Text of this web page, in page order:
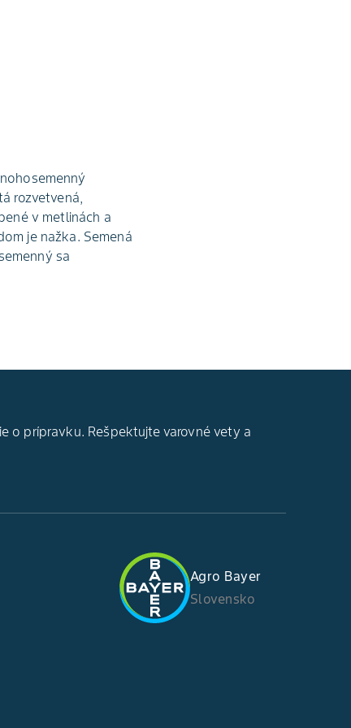
rozvetvená,
v metlinách a
je nažka. Semená
sa
o prípravku. Rešpektujte varovné vety a
Agro Bayer
Slovensko